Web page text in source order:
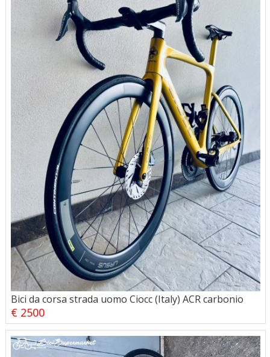
Bici da corsa strada uomo Ciocc (Italy) ACR carbonio
€ 2500